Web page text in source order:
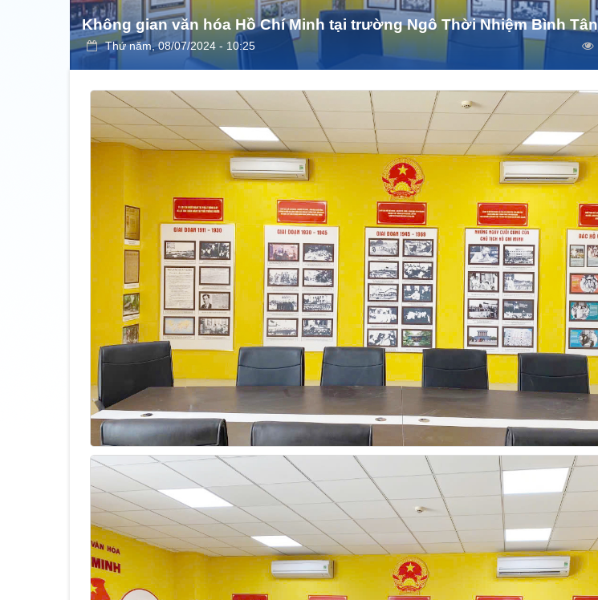
Không gian văn hóa Hồ Chí Minh tại trường Ngô Thời Nhiệm Bình Tân
Thứ năm, 08/07/2024 - 10:25